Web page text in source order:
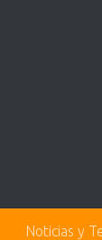
Noticias y